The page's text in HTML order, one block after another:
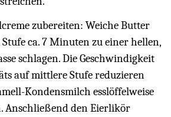
zubereiten: Weiche Butter
ca. 7 Minuten zu einer hellen,
schlagen. Die Geschwindigkeit
auf mittlere Stufe reduzieren
Kondensmilch esslöffelweise
Anschließend den Eierlikör